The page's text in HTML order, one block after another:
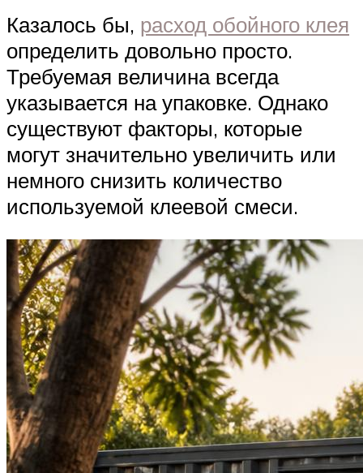
Казалось бы, расход обойного клея
определить довольно просто.
Требуемая величина всегда
указывается на упаковке. Однако
существуют факторы, которые
могут значительно увеличить или
немного снизить количество
используемой клеевой смеси.